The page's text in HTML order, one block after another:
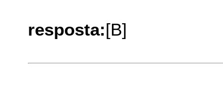
resposta:[B]